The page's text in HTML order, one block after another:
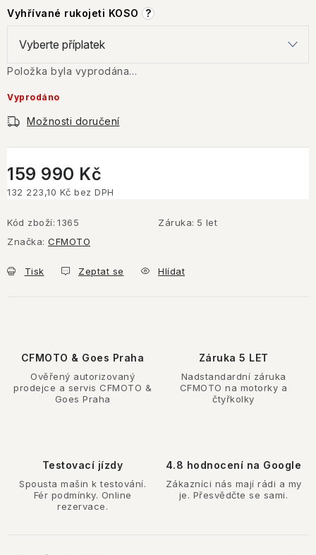
Vyhřívané rukojeti KOSO ?
Položka byla vyprodána…
Vyprodáno
Možnosti doručení
159 990 Kč
132 223,10 Kč bez DPH
Kód zboží: 1365 Záruka: 5 let
Značka: CFMOTO
Tisk Zeptat se Hlídat
CFMOTO & Goes Praha
Ověřený autorizovaný
prodejce a servis CFMOTO &
Goes Praha
Záruka 5 LET
Nadstandardní záruka
CFMOTO na motorky a
čtyřkolky
Testovací jízdy
Spousta mašin k testování.
Fér podmínky. Online
rezervace.
4.8 hodnocení na Google
Zákazníci nás mají rádi a my
je. Přesvědčte se sami.